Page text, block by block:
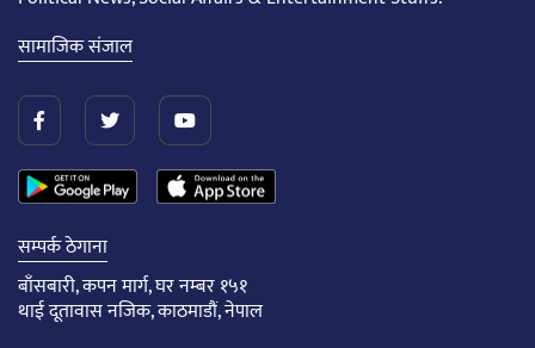
सामाजिक संजाल
सम्पर्क ठेगाना
बाँसबारी, कपन मार्ग, घर नम्बर १५१
थाई दूतावास नजिक, काठमाडौं, नेपाल